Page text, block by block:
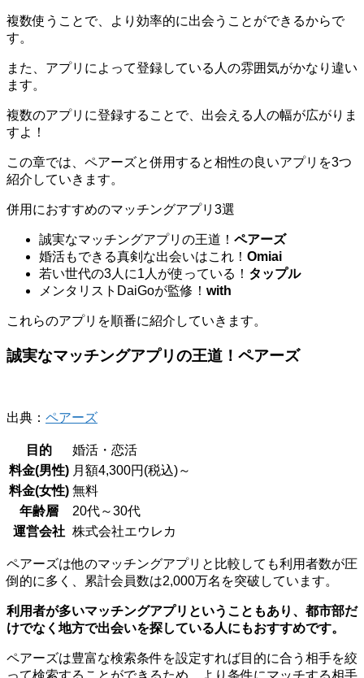
複数使うことで、より効率的に出会うことができるからで
す。
また、アプリによって登録している人の雰囲気がかなり違い
ます。
複数のアプリに登録することで、出会える人の幅が広がりま
すよ！
この章では、ペアーズと併用すると相性の良いアプリを3つ
紹介していきます。
併用におすすめのマッチングアプリ3選
誠実なマッチングアプリの王道！ ペアーズ
婚活もできる真剣な出会いはこれ！ Omiai
若い世代の3人に1人が使っている！ タップル
メンタリストDaiGoが監修！ with
これらのアプリを順番に紹介していきます。
誠実なマッチングアプリの王道！ペアーズ
出典： ペアーズ
目的
婚活・恋活
料金(男性) 月額4,300円(税込)～
料金(女性) 無料
年齢層
20代～30代
運営会社 株式会社エウレカ
ペアーズは他のマッチングアプリと比較しても利用者数が圧
倒的に多く、累計会員数は2,000万名を突破しています。
利用者が多いマッチングアプリということもあり、都市部だ
けでなく地方で出会いを探している人にもおすすめです。
ペアーズは豊富な検索条件を設定すれば目的に合う相手を絞
って検索することができるため、より条件にマッチする相手